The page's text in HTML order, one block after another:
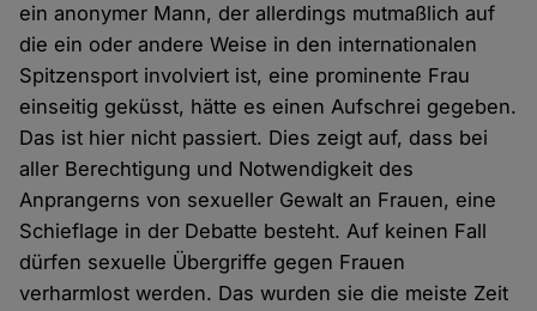
ein anonymer Mann, der allerdings mutmaßlich auf
die ein oder andere Weise in den internationalen
Spitzensport involviert ist, eine prominente Frau
einseitig geküsst, hätte es einen Aufschrei gegeben.
Das ist hier nicht passiert. Dies zeigt auf, dass bei
aller Berechtigung und Notwendigkeit des
Anprangerns von sexueller Gewalt an Frauen, eine
Schieflage in der Debatte besteht. Auf keinen Fall
dürfen sexuelle Übergriffe gegen Frauen
verharmlost werden. Das wurden sie die meiste Zeit